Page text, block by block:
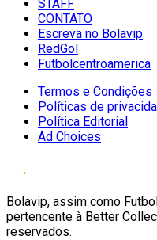
STAFF
CONTATO
Escreva no Bolavip
RedGol
Futbolcentroamerica
Termos e Condições
Políticas de
Política Editorial
Ad Choices
Bolavip, assim como
pertencente à Better
reservados.